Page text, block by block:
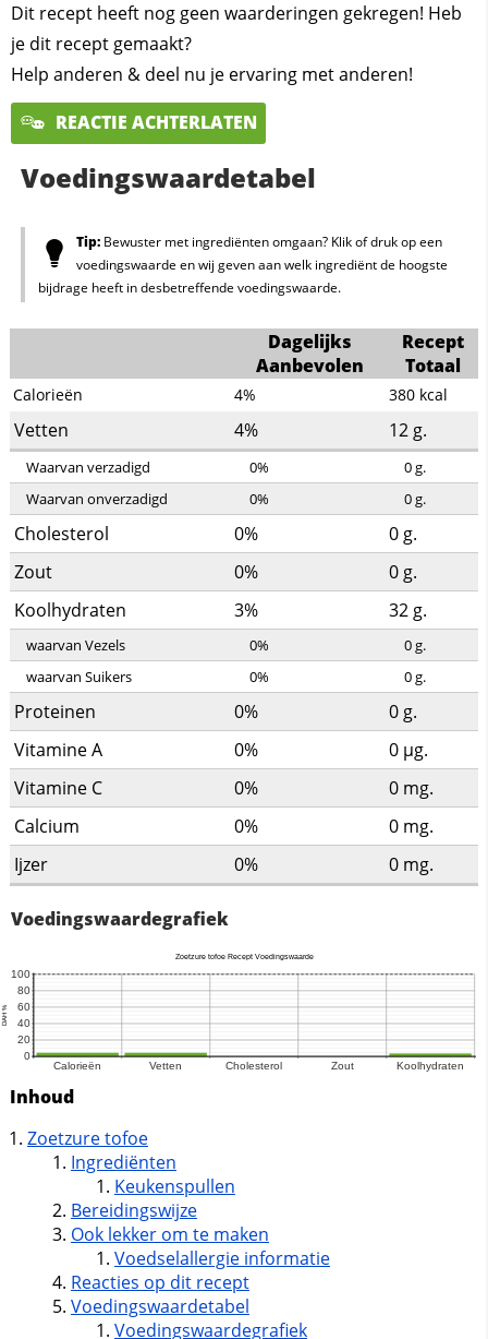
Dit recept heeft nog geen waarderingen gekregen! Heb
je dit recept gemaakt?
Help anderen & deel nu je ervaring met anderen!
REACTIE ACHTERLATEN
Voedingswaardetabel
Tip:Bewuster met ingrediënten omgaan? Klik of druk op een
voedingswaarde en wij geven aan welk ingrediënt de hoogste
bijdrage heeft in desbetreffende voedingswaarde.
Dagelijks
Aanbevolen
Recept
Totaal
Calorieën 4% 380 kcal
Vetten 4% 12 g.
Waarvan verzadigd 0% 0g.
Waarvan onverzadigd
0% 0g.
Cholesterol 0% 0 g.
Zout
0% 0 g.
Koolhydraten
3% 32 g.
waarvan Vezels 0% 0g.
waarvan Suikers
0% 0g.
Proteinen 0% 0 g.
Vitamine A
0% 0 µg.
Vitamine C
0% 0 mg.
Calcium
0% 0 mg.
Ijzer
0% 0 mg.
Voedingswaardegrafiek
Inhoud
Zoetzure tofoe
Ingrediënten
Keukenspullen
Bereidingswijze
Ook lekker om te maken
Voedselallergie informatie
Reacties op dit recept
Voedingswaardetabel
Voedingswaardegrafiek